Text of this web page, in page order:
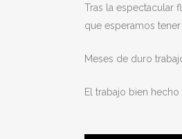
Tras la espectacular
que esperamos
Meses de duro
El trabajo bien